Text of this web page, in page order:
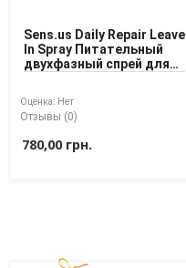
Sens.us Daily Repair Leave
In Spray Питательный
двухфазный спрей для
Оценка: Нет
Отзывы (0)
780,00 грн.